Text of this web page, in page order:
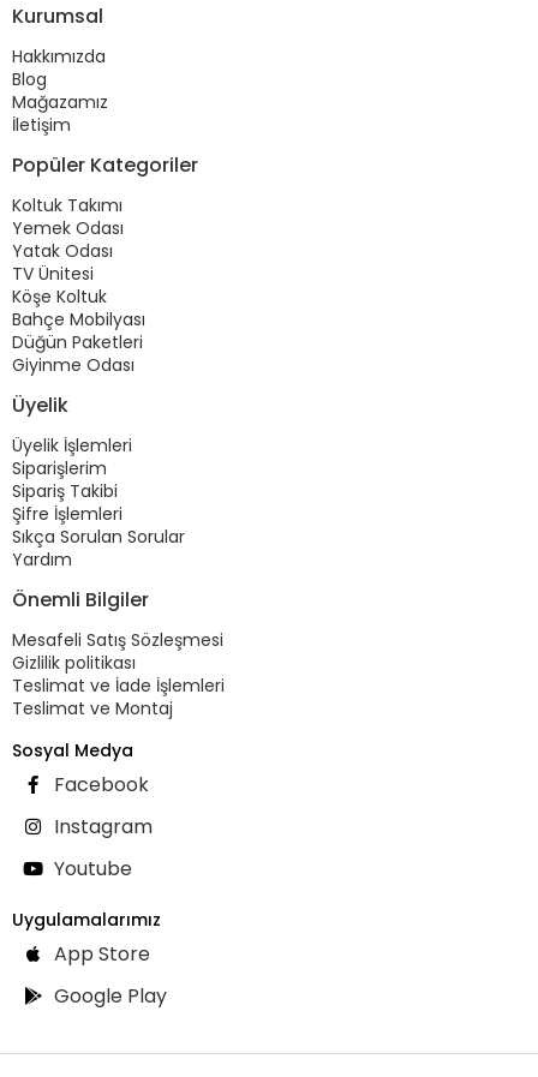
Kurumsal
Hakkımızda
Blog
Mağazamız
İletişim
Popüler Kategoriler
Koltuk Takımı
Yemek Odası
Yatak Odası
TV Ünitesi
Köşe Koltuk
Bahçe Mobilyası
Düğün Paketleri
Giyinme Odası
Üyelik
Üyelik İşlemleri
Siparişlerim
Sipariş Takibi
Şifre İşlemleri
Sıkça Sorulan Sorular
Yardım
Önemli Bilgiler
Mesafeli Satış Sözleşmesi
Gizlilik politikası
Teslimat ve İade İşlemleri
Teslimat ve Montaj
Sosyal Medya
Facebook
Instagram
Youtube
Uygulamalarımız
App Store
Google Play